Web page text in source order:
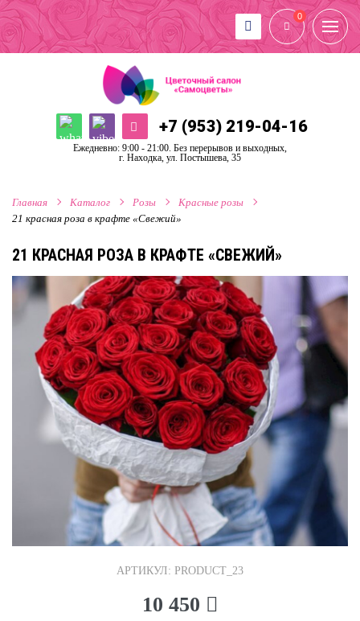
+7 (953) 219-04-16
Ежедневно: 9:00 - 21:00. Без перерывов и выходных,
г. Находка, ул. Постышева, 35
0
Главная Каталог Розы
Красные розы
21 красная роза в крафте «Свежий»
21 КРАСНАЯ РОЗА В КРАФТЕ «СВЕЖИЙ»
АРТИКУЛ: PRODUCT_23
10 450